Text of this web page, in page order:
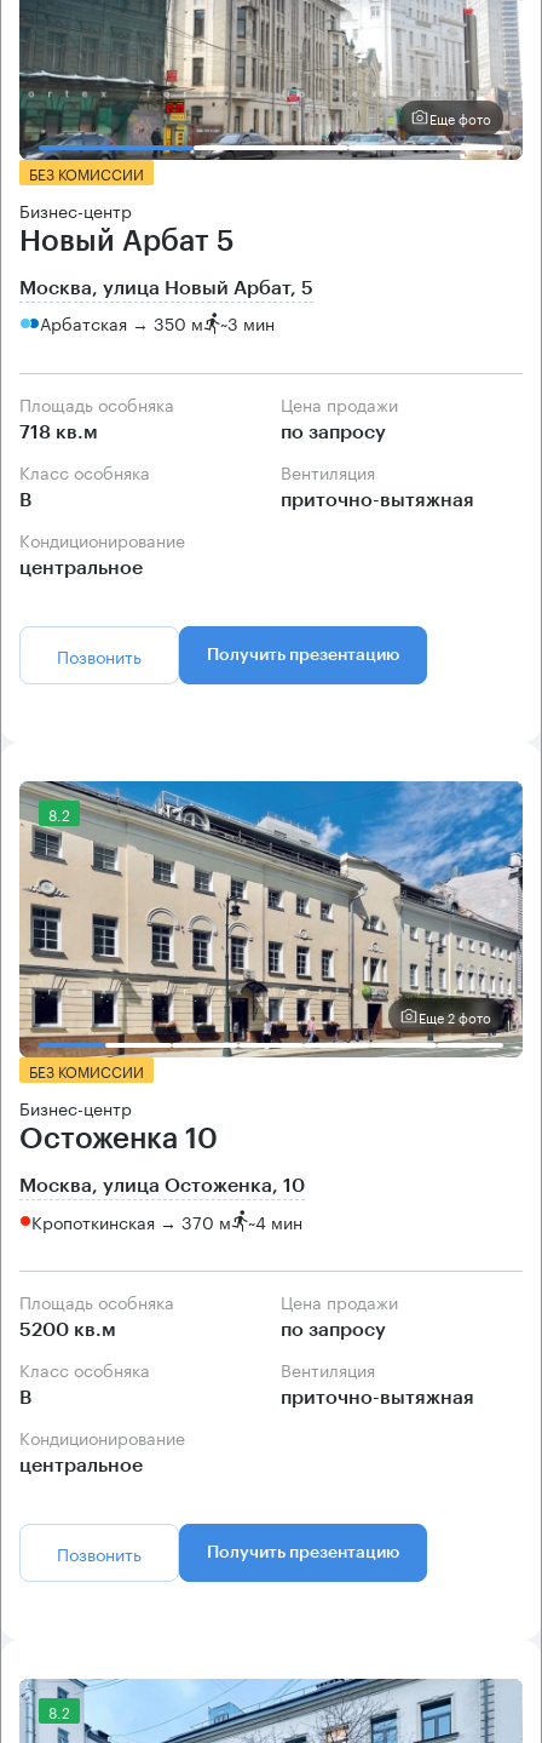
Еще фото
БЕЗ КОМИССИИ
Бизнес-центр
Новый Арбат 5
Москва, улица Новый Арбат, 5
Арбатская → 350 м ~3 мин
Площадь особняка
718 кв.м
Цена продажи
по запросу
Класс особняка
B
Вентиляция
приточно-вытяжная
Кондиционирование
центральное
Позвонить Получить презентацию
8.2
Еще 2 фото
БЕЗ КОМИССИИ
Бизнес-центр
Остоженка 10
Москва, улица Остоженка, 10
Кропоткинская → 370 м ~4 мин
Площадь особняка
5200 кв.м
Цена продажи
по запросу
Класс особняка
B
Вентиляция
приточно-вытяжная
Кондиционирование
центральное
Позвонить Получить презентацию
8.2